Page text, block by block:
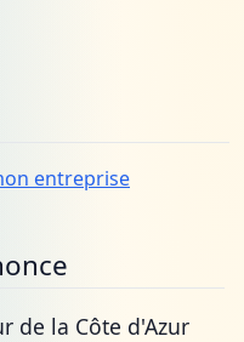
entreprise
de la Côte d'Azur